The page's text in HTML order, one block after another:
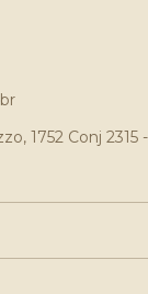
1752 Conj 2315